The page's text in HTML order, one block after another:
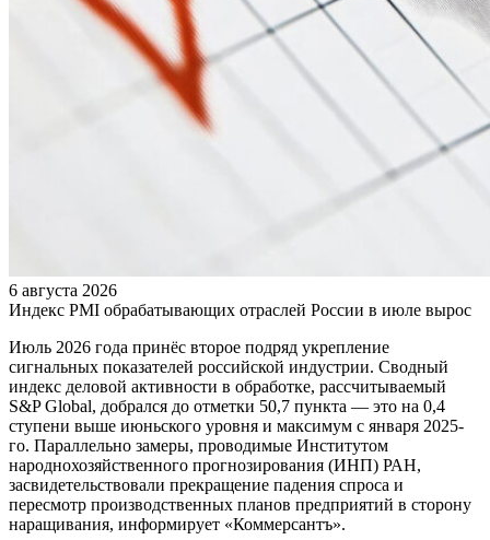
6 августа 2026
Индекс PMI обрабатывающих отраслей России в июле вырос
Июль 2026 года принёс второе подряд укрепление
сигнальных показателей российской индустрии. Сводный
индекс деловой активности в обработке, рассчитываемый
S&P Global, добрался до отметки 50,7 пункта — это на 0,4
ступени выше июньского уровня и максимум с января 2025-
го. Параллельно замеры, проводимые Институтом
народнохозяйственного прогнозирования (ИНП) РАН,
засвидетельствовали прекращение падения спроса и
пересмотр производственных планов предприятий в сторону
наращивания, информирует «Коммерсантъ».